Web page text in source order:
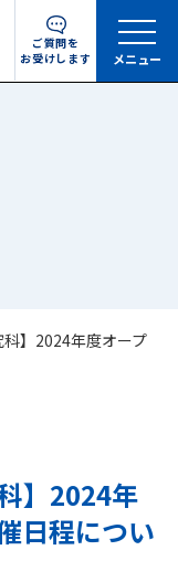
ご質問を
お受けします
メニュー
科】2024年度オープ
】2024年
日程につい